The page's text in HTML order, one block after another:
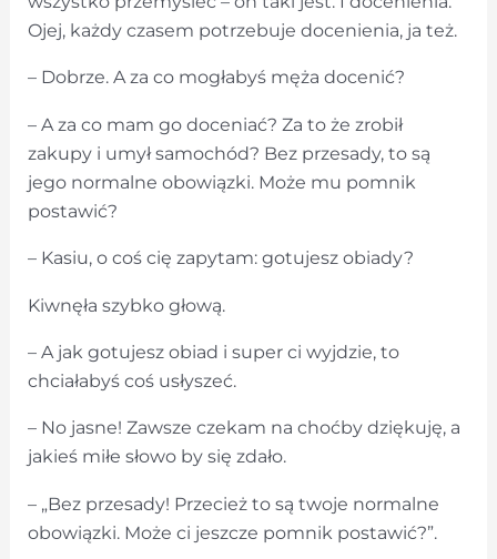
Ojej, każdy czasem potrzebuje docenienia, ja też.
– Dobrze. A za co mogłabyś męża docenić?
– A za co mam go doceniać? Za to że zrobił
zakupy i umył samochód? Bez przesady, to są
jego normalne obowiązki. Może mu pomnik
postawić?
– Kasiu, o coś cię zapytam: gotujesz obiady?
Kiwnęła szybko głową.
– A jak gotujesz obiad i super ci wyjdzie, to
chciałabyś coś usłyszeć.
– No jasne! Zawsze czekam na choćby dziękuję, a
jakieś miłe słowo by się zdało.
– „Bez przesady! Przecież to są twoje normalne
obowiązki. Może ci jeszcze pomnik postawić?”.